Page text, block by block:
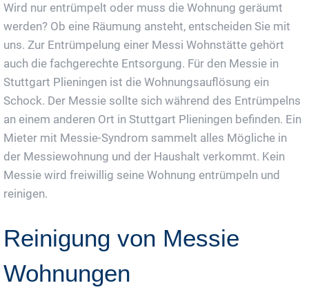
Wird nur entrümpelt oder muss die Wohnung geräumt
werden? Ob eine Räumung ansteht, entscheiden Sie mit
uns. Zur Entrümpelung einer Messi Wohnstätte gehört
auch die fachgerechte Entsorgung. Für den Messie in
Stuttgart Plieningen ist die Wohnungsauflösung ein
Schock. Der Messie sollte sich während des Entrümpelns
an einem anderen Ort in Stuttgart Plieningen befinden. Ein
Mieter mit Messie-Syndrom sammelt alles Mögliche in
der Messiewohnung und der Haushalt verkommt. Kein
Messie wird freiwillig seine Wohnung entrümpeln und
reinigen.
Reinigung von Messie
Wohnungen